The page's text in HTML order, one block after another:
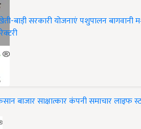
बाड़ीसरकारी योजनाएंपशुपालनबागवानी
बाजारसाक्षात्कारकंपनी समाचारलाइफ